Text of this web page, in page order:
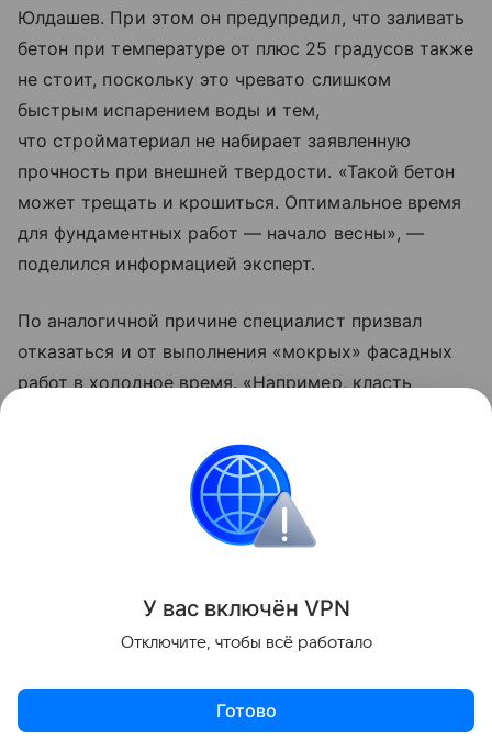
Юлдашев. При этом он предупредил, что заливать
бетон при температуре от плюс 25 градусов также
не стоит, поскольку это чревато слишком
быстрым испарением воды и тем,
что стройматериал не набирает заявленную
прочность при внешней твердости. «Такой бетон
может трещать и крошиться. Оптимальное время
для фундаментных работ — начало весны», —
поделился информацией эксперт.
По аналогичной причине специалист призвал
отказаться и от выполнения «мокрых» фасадных
работ в холодное время. «Например, класть
сделать тепляк и поставить пушки, может
произойти неравномерное высыхание: это
приведет к растрескиванию, отслоению
и разрушению отделочного слоя», — рассказал он.
Ремонт и обустройство
Актуальное Топ дня Видео Приложение
У вас включён VPN
Отключите, чтобы всё работало
Готово